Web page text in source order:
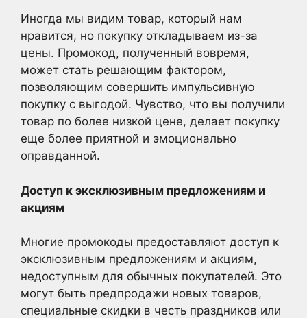
Иногда мы видим товар, который нам
нравится, но покупку откладываем из-за
цены. Промокод, полученный вовремя,
может стать решающим фактором,
позволяющим совершить импульсивную
покупку с выгодой. Чувство, что вы получили
товар по более низкой цене, делает покупку
еще более приятной и эмоционально
оправданной.
Доступ к эксклюзивным предложениям и
акциям
Многие промокоды предоставляют доступ к
эксклюзивным предложениям и акциям,
недоступным для обычных покупателей. Это
могут быть предпродажи новых товаров,
специальные скидки в честь праздников или